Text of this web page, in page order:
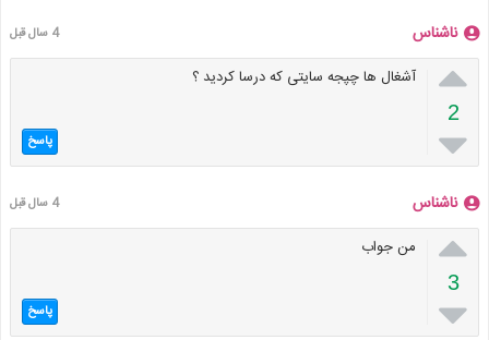
ناشناس 4 سال قبل

2

آشغال ها چپجه سایتی که درسا کردید ؟
پاسخ
ناشناس 4 سال قبل

3

من جواب
پاسخ